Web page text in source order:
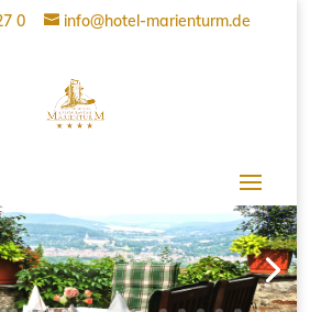
0 info@hotel-marienturm.de